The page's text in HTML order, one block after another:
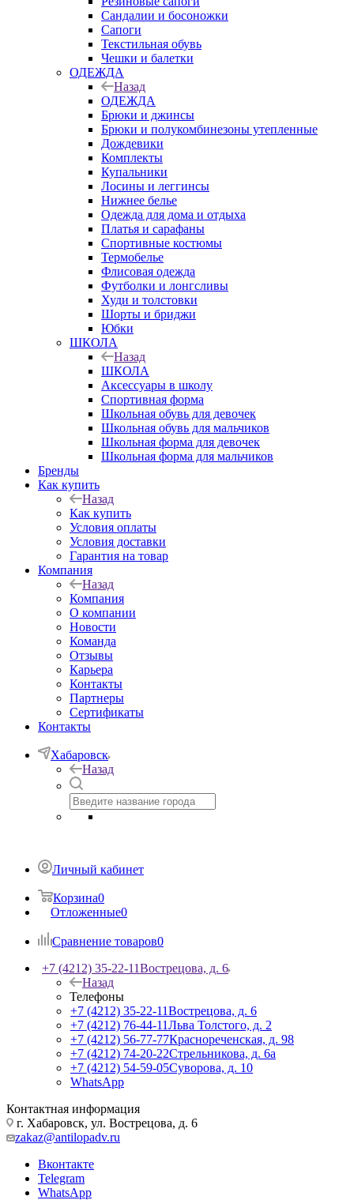
Сандалии и босоножки
Сапоги
Текстильная обувь
Чешки и балетки
ОДЕЖДА
Назад
ОДЕЖДА
Брюки и джинсы
Брюки и полукомбинезоны утепленные
Дождевики
Комплекты
Купальники
Лосины и леггинсы
Нижнее белье
Одежда для дома и отдыха
Платья и сарафаны
Спортивные костюмы
Термобелье
Флисовая одежда
Футболки и лонгсливы
Худи и толстовки
Шорты и бриджи
Юбки
ШКОЛА
Назад
ШКОЛА
Аксессуары в школу
Спортивная форма
Школьная обувь для девочек
Школьная обувь для мальчиков
Школьная форма для девочек
Школьная форма для мальчиков
Бренды
Как купить
Назад
Как купить
Условия оплаты
Условия доставки
Гарантия на товар
Компания
Назад
Компания
О компании
Новости
Команда
Отзывы
Карьера
Контакты
Партнеры
Сертификаты
Контакты
Хабаровск
Назад
Личный кабинет
Корзина0
Отложенные0
Сравнение товаров0
+7 (4212) 35-22-11Вострецова, д. 6
Назад
Телефоны
+7 (4212) 35-22-11Вострецова, д. 6
+7 (4212) 76-44-11Льва Толстого, д. 2
+7 (4212) 56-77-77Краснореченская, д. 98
+7 (4212) 74-20-22Стрельникова, д. 6а
+7 (4212) 54-59-05Суворова, д. 10
WhatsApp
Контактная информация
г. Хабаровск, ул. Вострецова, д. 6
zakaz@antilopadv.ru
Вконтакте
Telegram
WhatsApp